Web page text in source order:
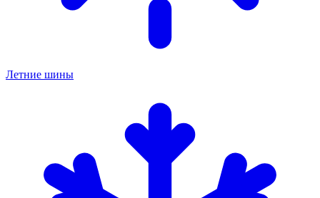
Летние шины